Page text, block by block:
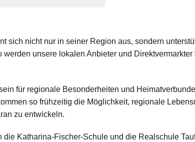
sich nicht nur in seiner Region aus, sondern
unsere lokalen Anbieter und Direktvermarkter
für regionale Besonderheiten und
so frühzeitig die Möglichkeit, regionale
zu entwickeln.
die Katharina-Fischer-Schule und die Realschule